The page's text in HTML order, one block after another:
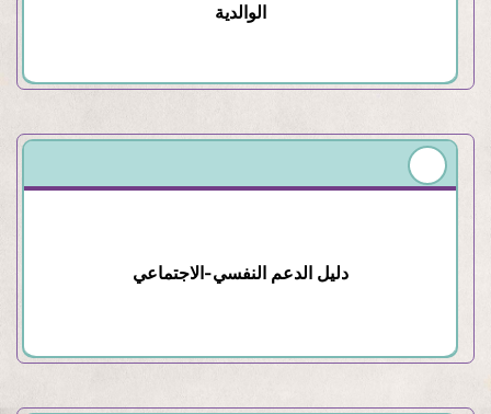
الوالدية
دليل الدعم النفسي-الاجتماعي